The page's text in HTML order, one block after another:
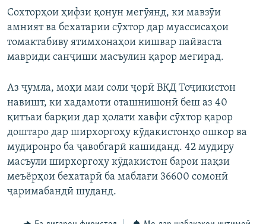
Сохторҳои ҳифзи қонун мегӯянд, ки мавзӯи
амният ва бехатарии сӯхтор дар муассисаҳои
томактабиву ятимхонаҳои кишвар пайваста
мавриди санҷиши масъулин қарор мегирад.
Аз ҷумла, моҳи маи соли ҷорӣ ВКД Тоҷикистон
навишт, ки хадамоти оташнишонӣ беш аз 40
қитъаи барқии дар ҳолати хавфи сӯхтор қарор
доштаро дар ширхоргоҳу кӯдакистонҳо ошкор ва
мудиронро ба ҷавобгарӣ кашиданд. 42 мудиру
масъули ширхоргоҳу кӯдакистон барои нақзи
меъёрҳои бехатарӣ ба маблағи 36600 сомонӣ
ҷаримабандӣ шуданд.